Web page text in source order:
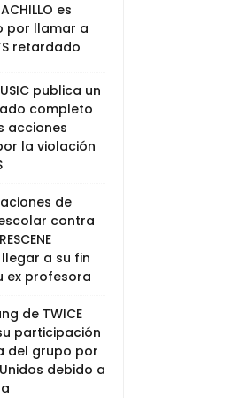
es
por llamar a
retardado
publica un
completo
acciones
la violación
de
contra
a su fin
ex profesora
de TWICE
participación
del grupo por
debido a